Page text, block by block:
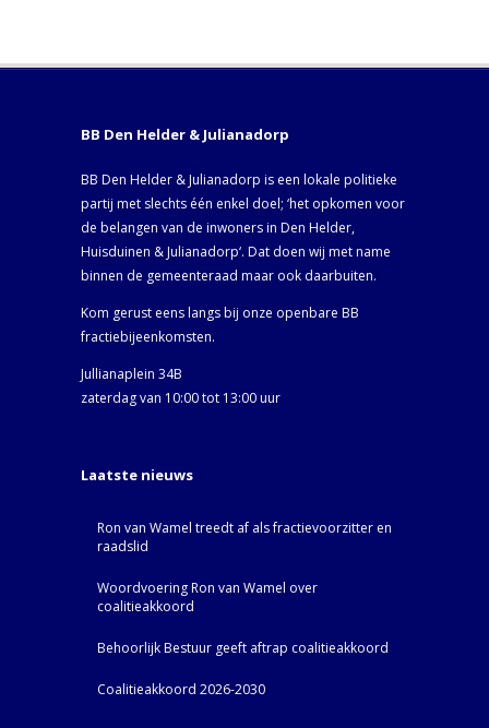
BB Den Helder & Julianadorp
BB Den Helder & Julianadorp is een lokale politieke
partij met slechts één enkel doel; ‘het opkomen voor
de belangen van de inwoners in Den Helder,
Huisduinen & Julianadorp‘. Dat doen wij met name
binnen de gemeenteraad maar ook daarbuiten.
Kom gerust eens langs bij onze openbare BB
fractiebijeenkomsten.
Jullianaplein 34B
zaterdag van 10:00 tot 13:00 uur
Laatste nieuws
Ron van Wamel treedt af als fractievoorzitter en
raadslid
Woordvoering Ron van Wamel over
coalitieakkoord
Behoorlijk Bestuur geeft aftrap coalitieakkoord
Coalitieakkoord 2026-2030